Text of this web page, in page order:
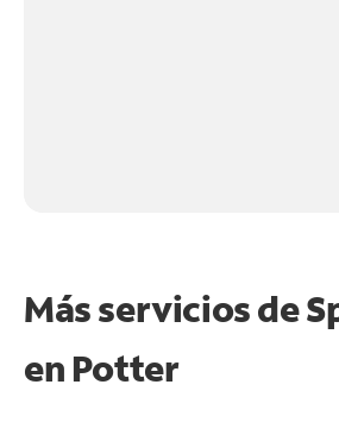
Más servicios de
en Potter